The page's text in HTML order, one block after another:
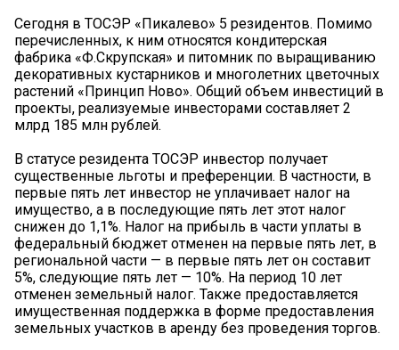
Сегодня в ТОСЭР «Пикалево» 5 резидентов. Помимо
перечисленных, к ним относятся кондитерская
фабрика «Ф.Скрупская» и питомник по выращиванию
декоративных кустарников и многолетних цветочных
растений «Принцип Ново». Общий объем инвестиций в
проекты, реализуемые инвесторами составляет 2
млрд 185 млн рублей.
В статусе резидента ТОСЭР инвестор получает
существенные льготы и преференции. В частности, в
первые пять лет инвестор не уплачивает налог на
имущество, а в последующие пять лет этот налог
снижен до 1,1%. Налог на прибыль в части уплаты в
федеральный бюджет отменен на первые пять лет, в
региональной части — в первые пять лет он составит
5%, следующие пять лет — 10%. На период 10 лет
отменен земельный налог. Также предоставляется
имущественная поддержка в форме предоставления
земельных участков в аренду без проведения торгов.